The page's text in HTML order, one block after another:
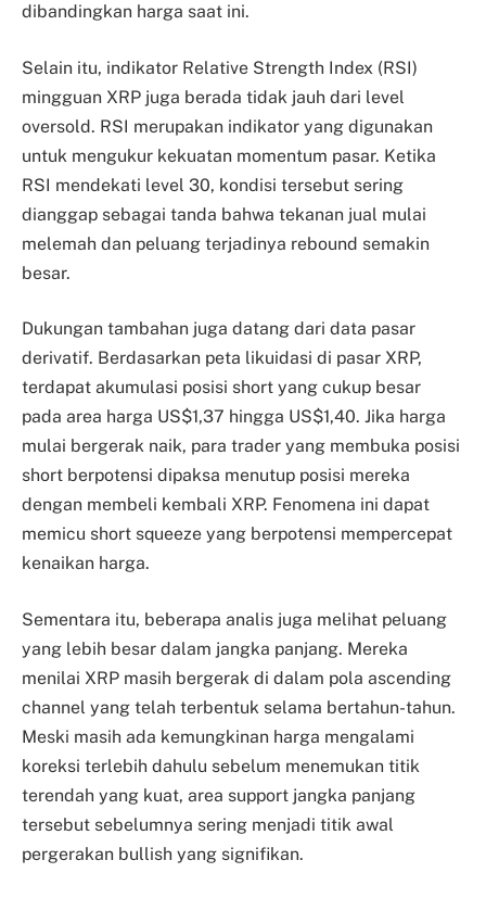
dibandingkan harga saat ini.
Selain itu, indikator Relative Strength Index (RSI)
mingguan XRP juga berada tidak jauh dari level
oversold. RSI merupakan indikator yang digunakan
untuk mengukur kekuatan momentum pasar. Ketika
RSI mendekati level 30, kondisi tersebut sering
dianggap sebagai tanda bahwa tekanan jual mulai
melemah dan peluang terjadinya rebound semakin
besar.
Dukungan tambahan juga datang dari data pasar
derivatif. Berdasarkan peta likuidasi di pasar XRP,
terdapat akumulasi posisi short yang cukup besar
pada area harga US$1,37 hingga US$1,40. Jika harga
mulai bergerak naik, para trader yang membuka posisi
short berpotensi dipaksa menutup posisi mereka
dengan membeli kembali XRP. Fenomena ini dapat
memicu short squeeze yang berpotensi mempercepat
kenaikan harga.
Sementara itu, beberapa analis juga melihat peluang
yang lebih besar dalam jangka panjang. Mereka
menilai XRP masih bergerak di dalam pola ascending
channel yang telah terbentuk selama bertahun-tahun.
Meski masih ada kemungkinan harga mengalami
koreksi terlebih dahulu sebelum menemukan titik
terendah yang kuat, area support jangka panjang
tersebut sebelumnya sering menjadi titik awal
pergerakan bullish yang signifikan.